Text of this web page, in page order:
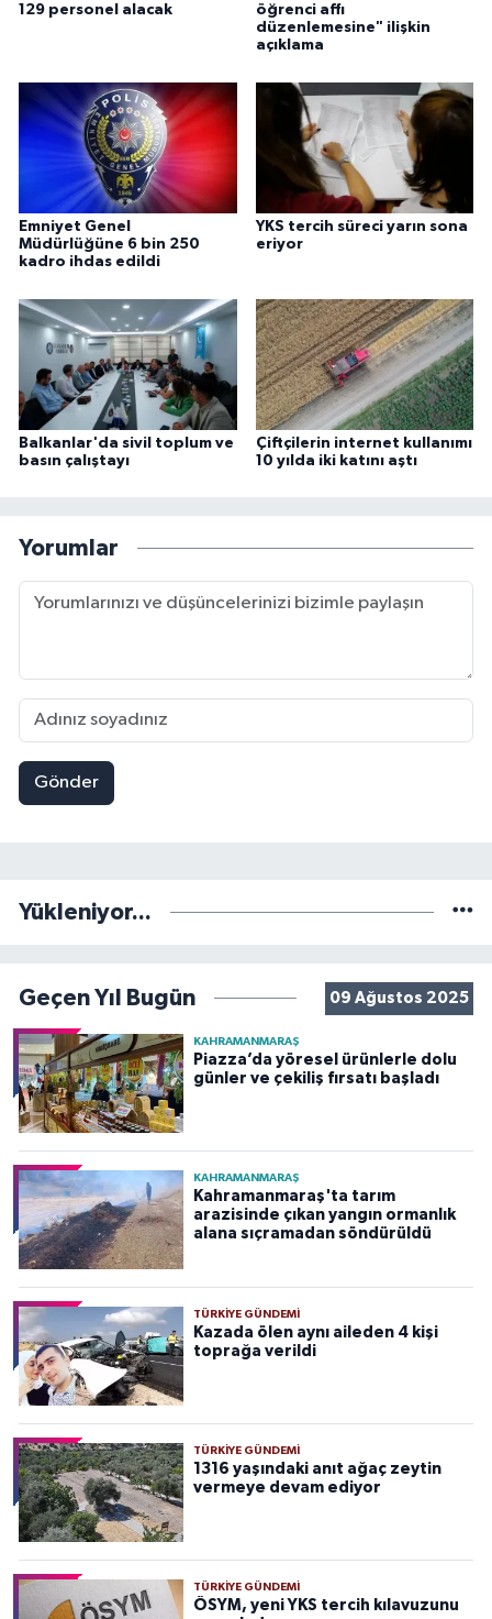
129 personel alacak
öğrenci affı
düzenlemesine" ilişkin
açıklama
Emniyet Genel
Müdürlüğüne 6 bin 250
kadro ihdas edildi
YKS tercih süreci yarın sona
eriyor
Balkanlar'da sivil toplum ve
basın çalıştayı
Çiftçilerin internet kullanımı
10 yılda iki katını aştı
Yorumlar
Gönder
Yükleniyor...
Geçen Yıl Bugün 09 Ağustos 2025
KAHRAMANMARAŞ
Piazza’da yöresel ürünlerle dolu
günler ve çekiliş fırsatı başladı
KAHRAMANMARAŞ
Kahramanmaraş'ta tarım
arazisinde çıkan yangın ormanlık
alana sıçramadan söndürüldü
TÜRKIYE GÜNDEMI
Kazada ölen aynı aileden 4 kişi
toprağa verildi
TÜRKIYE GÜNDEMI
1316 yaşındaki anıt ağaç zeytin
vermeye devam ediyor
TÜRKIYE GÜNDEMI
ÖSYM, yeni YKS tercih kılavuzunu